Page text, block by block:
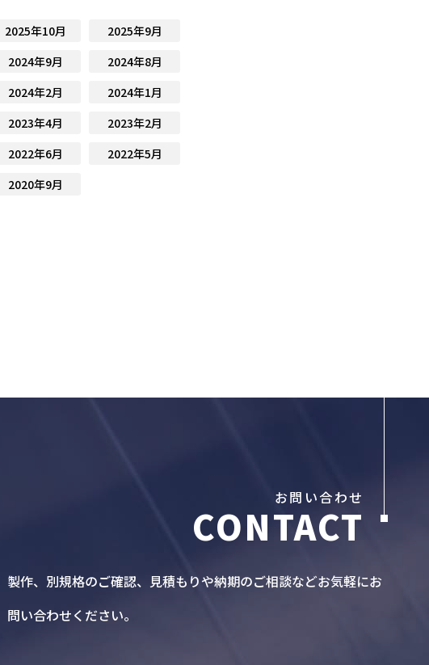
2025年10月
2025年9月
2024年9月
2024年8月
2024年2月
2024年1月
2023年4月
2023年2月
2022年6月
2022年5月
2020年9月
お問い合わせ
製作、別規格のご確認、見積もりや納期のご相談などお気軽にお
問い合わせください。